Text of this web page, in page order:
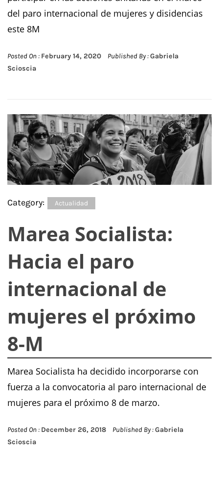
del paro internacional de mujeres y disidencias
este 8M
Posted On : February 14, 2020 Published By :Gabriela
Scioscia
Category: Actualidad
Marea Socialista:
Hacia el paro
internacional de
mujeres el próximo
8-M
Marea Socialista ha decidido incorporarse con
fuerza a la convocatoria al paro internacional de
mujeres para el próximo 8 de marzo.
Posted On : December 26, 2018 Published By :Gabriela
Scioscia